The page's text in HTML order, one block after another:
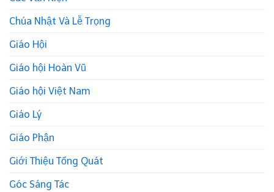
Chúa Nhật Và Lễ Trọng
Giáo Hội
Giáo hội Hoàn Vũ
Giáo hội Việt Nam
Giáo Lý
Giáo Phận
Giới Thiệu Tổng Quát
Góc Sáng Tác